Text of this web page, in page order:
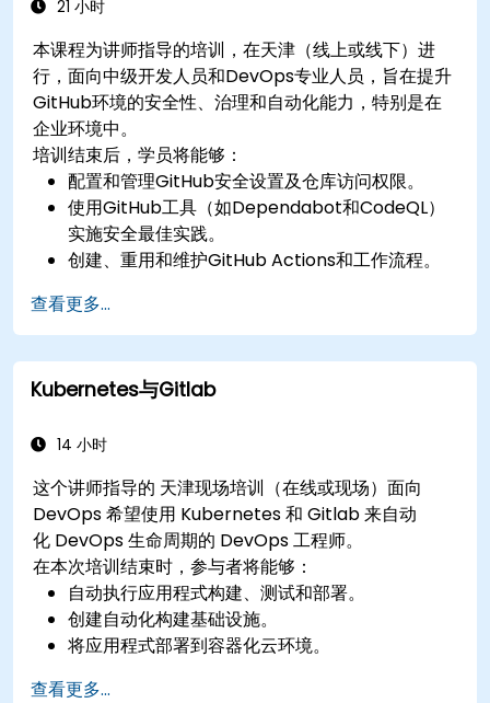
21 小时
本课程为讲师指导的培训，在天津（线上或线下）进
行，面向中级开发人员和DevOps专业人员，旨在提升
GitHub环境的安全性、治理和自动化能力，特别是在
企业环境中。
培训结束后，学员将能够：
配置和管理GitHub安全设置及仓库访问权限。
使用GitHub工具（如Dependabot和CodeQL）
实施安全最佳实践。
创建、重用和维护GitHub Actions和工作流程。
查看更多...
Kubernetes与Gitlab
14 小时
这个讲师指导的 天津现场培训（在线或现场）面向
DevOps 希望使用 Kubernetes 和 Gitlab 来自动
化 DevOps 生命周期的 DevOps 工程师。
在本次培训结束时，参与者将能够：
自动执行应用程式构建、测试和部署。
创建自动化构建基础设施。
将应用程式部署到容器化云环境。
查看更多...